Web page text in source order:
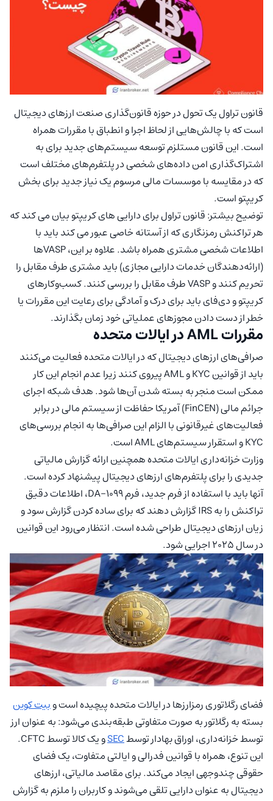
قانون تراول یک تحول در حوزه قانون‌گذاری صنعت ارزهای دیجیتال
است که با چالش‌هایی از لحاظ اجرا و انطباق با مقررات همراه
است. این قانون مستلزم توسعه سیستم‌های جدید برای به
اشتراک‌گذاری امن داده‌های شخصی در پلتفرم‌های مختلف است
که در مقایسه با موسسات مالی مرسوم یک نیاز جدید برای بخش
کریپتو است.
توضیح بیشتر: قانون تراول برای دارایی های کریپتو بیان می کند که
هر تراکنش رمزنگاری که از آستانه خاصی عبور می کند باید با
اطلاعات شخصی مشتری همراه باشد. علاوه بر این، VASPها
(ارائه‌دهندگان خدمات دارایی مجازی) باید مشتری طرف مقابل را
تحریم کنند و VASP طرف مقابل را بررسی کنند. کسب‌وکارهای
کریپتو و دی‌فای باید برای درک و آمادگی برای رعایت این مقررات یا
خطر از دست دادن مجوزهای عملیاتی خود زمان بگذارند.
مقررات AML در ایالات متحده
صرافی‌های ارزهای دیجیتال که در ایالات متحده فعالیت می‌کنند
باید از قوانین KYC و AML پیروی کنند زیرا عدم انجام این کار
ممکن است منجر به بسته شدن آن‌ها شود. هدف شبکه اجرای
جرائم مالی (FinCEN) آمریکا حفاظت از سیستم مالی در برابر
فعالیت‌های غیرقانونی با الزام این صرافی‌ها به انجام بررسی‌های
KYC و استقرار سیستم‌های AML است.
وزارت خزانه‌داری ایالات متحده همچنین ارائه گزارش مالیاتی
جدیدی را برای پلتفرم‌های ارزهای دیجیتال پیشنهاد کرده است.
آنها باید با استفاده از فرم جدید، فرم 1099-DA، اطلاعات دقیق
تراکنش را به IRS گزارش دهند که برای ساده کردن گزارش سود و
زیان ارزهای دیجیتال طراحی شده است. انتظار می‌رود این قوانین
در سال 2025 اجرایی شود.
فضای رگلاتوری رمزارزها در ایالات متحده پیچیده است وبیت کوین
بسته به رگلاتور به صورت متفاوتی طبقه‌بندی می‌شود: به عنوان ارز
توسط خزانه‌داری، اوراق بهادار توسطSEC
و یک کالا توسط CFTC.
این تنوع، همراه با قوانین فدرالی و ایالتی متفاوت، یک فضای
حقوقی چندوجهی ایجاد می‌کند. برای مقاصد مالیاتی، ارزهای
دیجیتال به عنوان دارایی تلقی می‌شوند و کاربران را ملزم به گزارش